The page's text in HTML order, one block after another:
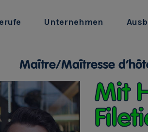
Unternehmen
Maître/Maîtresse
Mit